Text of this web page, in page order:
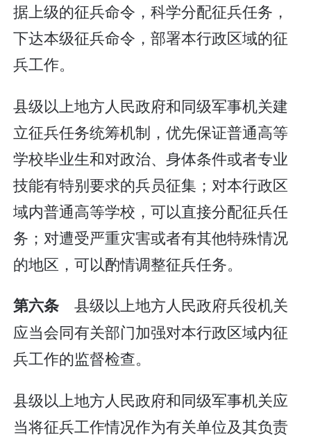
据上级的征兵命令，科学分配征兵任务，
下达本级征兵命令，部署本行政区域的征
兵工作。
县级以上地方人民政府和同级军事机关建
立征兵任务统筹机制，优先保证普通高等
学校毕业生和对政治、身体条件或者专业
技能有特别要求的兵员征集；对本行政区
域内普通高等学校，可以直接分配征兵任
务；对遭受严重灾害或者有其他特殊情况
的地区，可以酌情调整征兵任务。
第六条 县级以上地方人民政府兵役机关
应当会同有关部门加强对本行政区域内征
兵工作的监督检查。
县级以上地方人民政府和同级军事机关应
当将征兵工作情况作为有关单位及其负责